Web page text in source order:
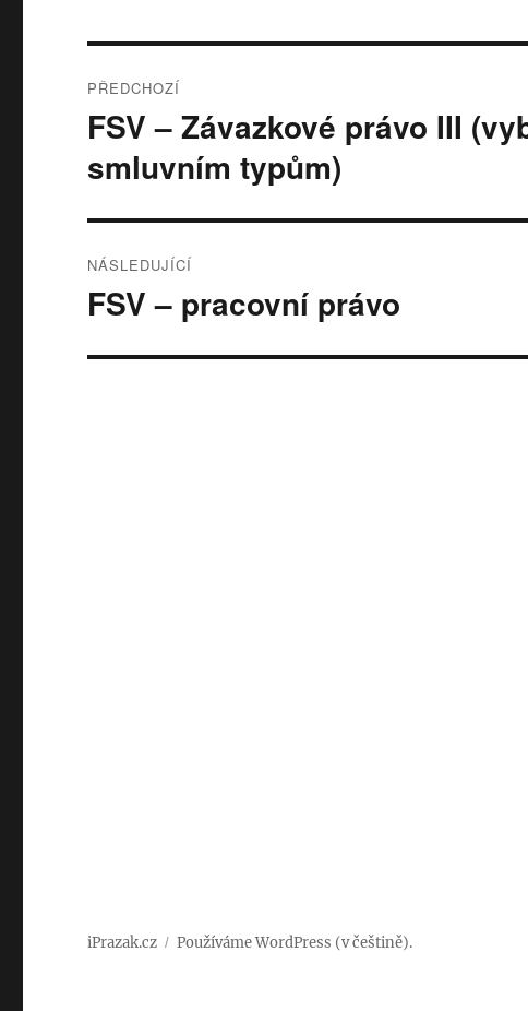
pro
příspěvek
PŘEDCHOZÍ
Předchozí
příspěvek:
FSV – Závazkové právo III
smluvním typům)
NÁSLEDUJÍCÍ
Následující
FSV – pracovní právo
iPrazak.cz Používáme WordPress (v češtině).